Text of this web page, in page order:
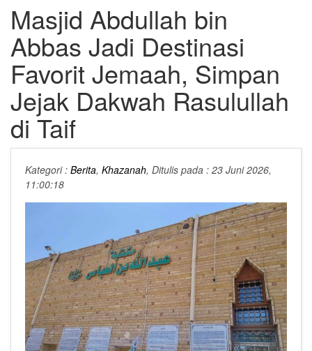
Masjid Abdullah bin
Abbas Jadi Destinasi
Favorit Jemaah, Simpan
Jejak Dakwah Rasulullah
di Taif
Kategori : Berita, Khazanah, Ditulis pada : 23 Juni 2026,
11:00:18